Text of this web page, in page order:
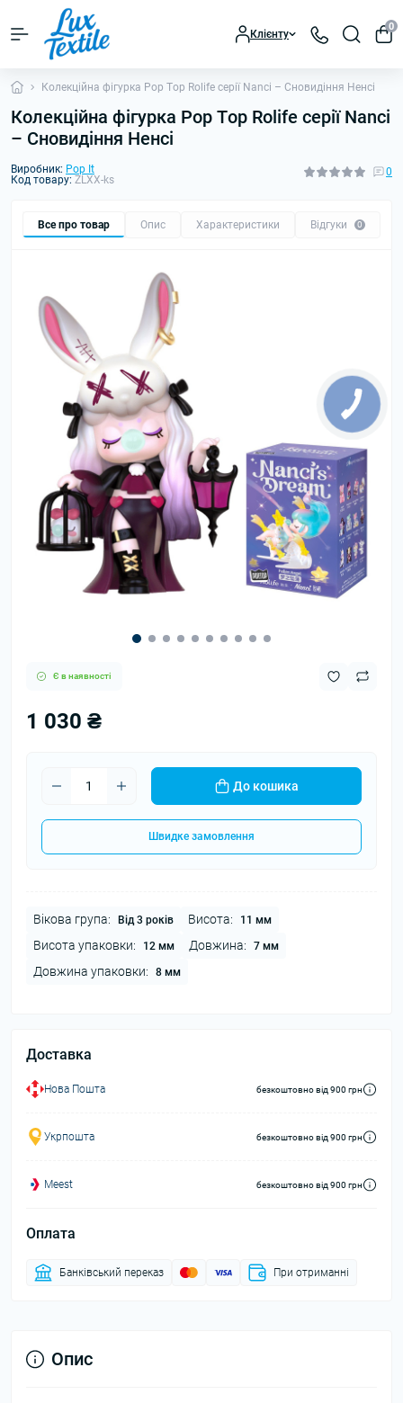
Клієнту
0
Колекційна фігурка Pор Tор Rolife серії Nanci – Сновидіння Ненсі
Колекційна фігурка Pор Tор Rolife серії Nanci
– Сновидіння Ненсі
Виробник: Pop It
Код товару: ZLXX-ks
0
Все про товар Опис Характеристики Відгуки 0
Є в наявності
1 030 ₴
До кошика
Швидке замовлення
Вікова група: Від 3 років Висота: 11 мм
Висота упаковки: 12 мм Довжина: 7 мм
Довжина упаковки: 8 мм
Доставка
Нова Пошта безкоштовно від 900 грн
Укрпошта безкоштовно від 900 грн
Meest безкоштовно від 900 грн
Оплата
Банківський переказ При отриманні
Опис